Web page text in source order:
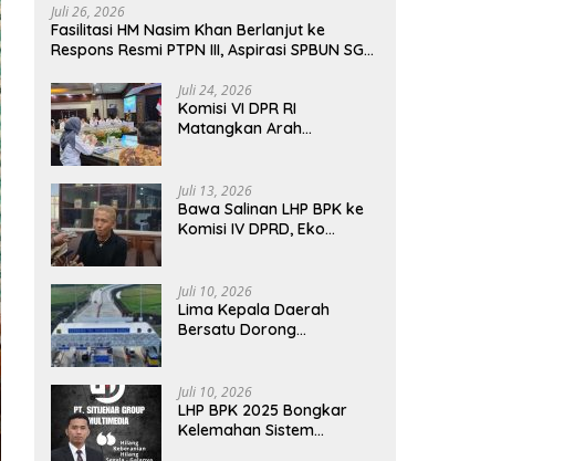
Juli 26, 2026
Fasilitasi HM Nasim Khan Berlanjut ke
Respons Resmi PTPN III, Aspirasi SPBUN SGN
Direksi
Juli 24, 2026
Komisi VI DPR RI
Matangkan Arah
Tekankan Sinergi Nasional
Juli 13, 2026
Bawa Salinan LHP BPK ke
Komisi IV DPRD, Eko
Berbasis Data Resmi
Negara
Juli 10, 2026
Lima Kepala Daerah
Bersatu Dorong
Khan Fasilitasi Aspirasi ke
Pemerintah Pusat
Juli 10, 2026
LHP BPK 2025 Bongkar
Kelemahan Sistem